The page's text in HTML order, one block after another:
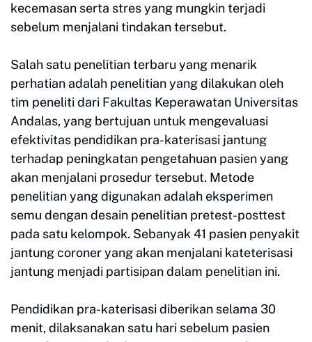
kecemasan serta stres yang mungkin terjadi
sebelum menjalani tindakan tersebut.
Salah satu penelitian terbaru yang menarik
perhatian adalah penelitian yang dilakukan oleh
tim peneliti dari Fakultas Keperawatan Universitas
Andalas, yang bertujuan untuk mengevaluasi
efektivitas pendidikan pra-katerisasi jantung
terhadap peningkatan pengetahuan pasien yang
akan menjalani prosedur tersebut. Metode
penelitian yang digunakan adalah eksperimen
semu dengan desain penelitian pretest-posttest
pada satu kelompok. Sebanyak 41 pasien penyakit
jantung coroner yang akan menjalani kateterisasi
jantung menjadi partisipan dalam penelitian ini.
Pendidikan pra-katerisasi diberikan selama 30
menit, dilaksanakan satu hari sebelum pasien